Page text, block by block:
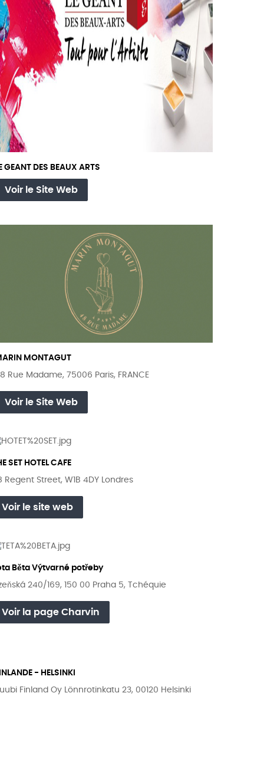
GEANT DES BEAUX ARTS
Voir le Site Web
MONTAGUT
Rue Madame, 75006 Paris, FRANCE
Voir le Site Web
SET HOTEL CAFE
Regent Street, W1B 4DY Londres
Voir le site web
Běta Výtvarné potřeby
240/169, 150 00 Praha 5, Tchéquie
Voir la page Charvin
- HELSINKI
Finland Oy Lönnrotinkatu 23, 00120 Helsinki